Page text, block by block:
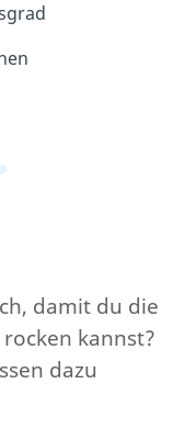
damit du die
kannst?
dazu